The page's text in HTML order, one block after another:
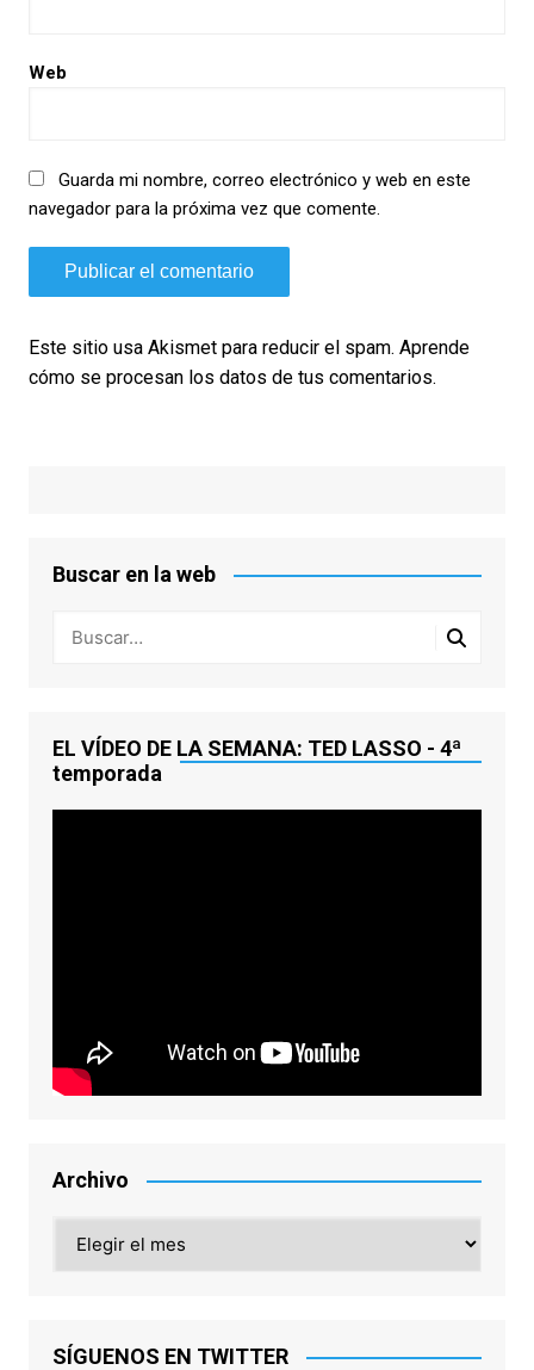
Web
Guarda mi nombre, correo electrónico y web en este
navegador para la próxima vez que comente.
Este sitio usa Akismet para reducir el spam. Aprende
cómo se procesan los datos de tus comentarios.
Buscar en la web
EL VÍDEO DE LA SEMANA: TED LASSO - 4ª
temporada
Archivo
SÍGUENOS EN TWITTER